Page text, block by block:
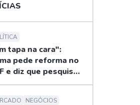
tapa na cara":
pede reforma no
e diz que pesquisas
definem eleições
NEGÓCIOS